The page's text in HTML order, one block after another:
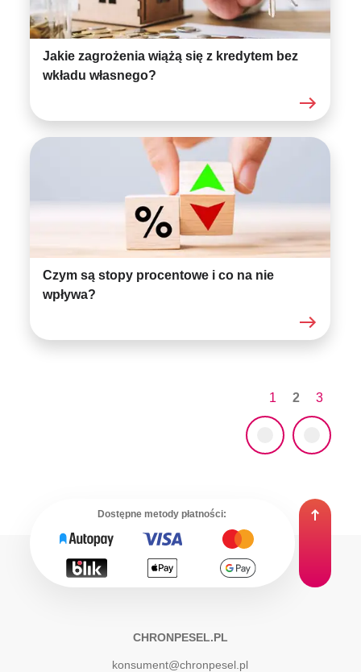
Jakie zagrożenia wiążą się z kredytem bez
wkładu własnego?
Czym są stopy procentowe i co na nie
wpływa?
1 2 3
Dostępne metody płatności:
CHRONPESEL.PL
konsument@chronpesel.pl